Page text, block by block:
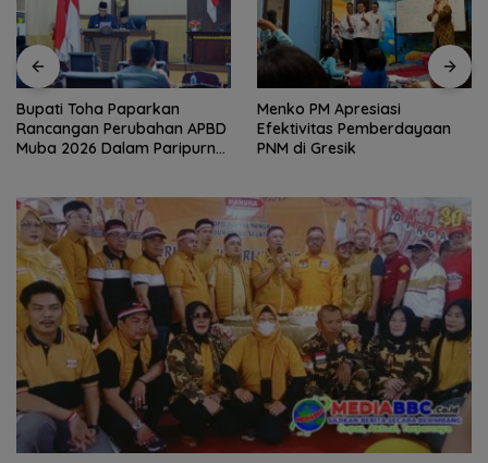
Bupati Toha Paparkan
Rancangan Perubahan APBD
Muba 2026 Dalam Paripurna
Menko PM Apresiasi
Efektivitas Pemberdayaan
PNM di Gresik